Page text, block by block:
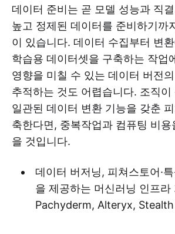
데이터 준비는 곧 모델 성능과 직
높고 정제된 데이터를 준비하기까
이 있습니다. 데이터 수집부터 변
학습용 데이터셋을 구축하는 작업
영향을 미칠 수 있는 데이터 버전
추적하는 것도 어렵습니다. 조직
일관된 데이터 변환 기능을 갖춘
축한다면, 중복작업과 컴퓨팅 비용
을 것입니다.
데이터 버저닝, 피쳐스토어·
을 제공하는 머신러닝 인프라
Pachyderm, Alteryx,